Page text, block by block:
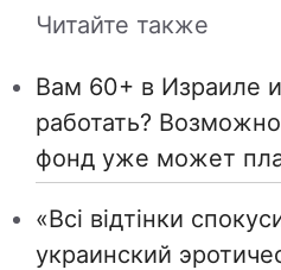
Читайте также
Вам 60+ в Израиле
работать?
фонд уже может
«Всі відтінки
украинский